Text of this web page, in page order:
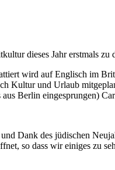
dieses Jahr erstmals
wird auf Englisch im
Kultur und Urlaub
Berlin eingesprungen)
Dank des jüdischen
so dass wir einiges zu